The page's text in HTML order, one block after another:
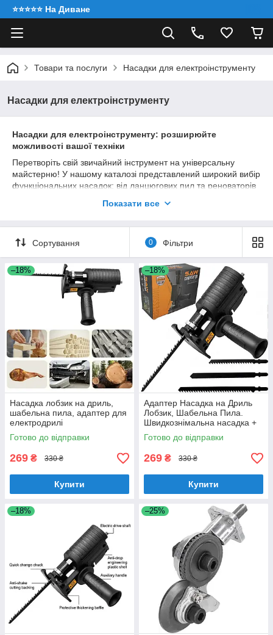
⭐️⭐️⭐️⭐️⭐️ На Диване
Товари та послуги Насадки для електроінструменту
Насадки для електроінструменту
Насадки для електроінструменту: розширюйте
можливості вашої техніки
Перетворіть свій звичайний інструмент на універсальну
майстерню! У нашому каталозі представлений широкий вибір
функціональних насадок: від ланцюгових пил та реноваторів
завдань.
Економія:не потрібно купувати окремий дорогий
Якість:надійні кріплення та зносостійкі матеріали.
Знайдіть ідеальне доповнення для вашого шурупокрута,
КШМ (болгарки) чи перфоратора вже сьогодні!
Показати все
Сортування 0 Фільтри
–18%
Насадка лобзик на дриль,
шабельна пила, адаптер для
електродрилі
Готово до відправки
269 ₴ 330 ₴
Купити
–18%
Адаптер Насадка на Дриль
Лобзик, Шабельна Пила.
Швидкознімальна насадка +
3 пиляльні полотна
Готово до відправки
269 ₴ 330 ₴
Купити
–18% –25%